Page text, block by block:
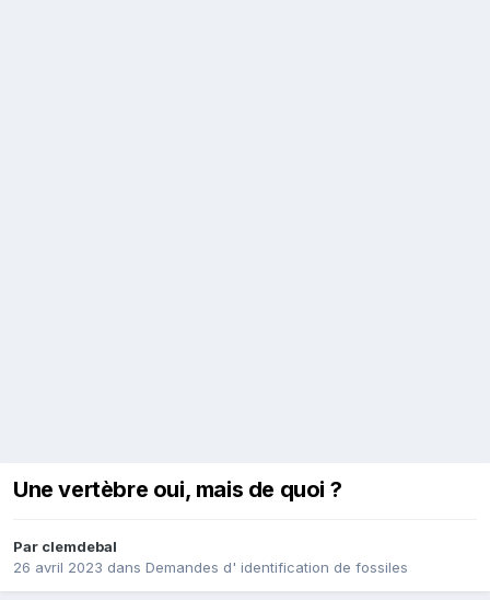
Une vertèbre oui, mais de quoi ?
Par clemdebal
26 avril 2023 dans Demandes d' identification de fossiles